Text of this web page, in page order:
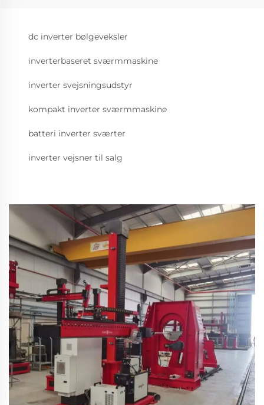
dc inverter bølgeveksler
inverterbaseret sværmmaskine
inverter svejsningsudstyr
kompakt inverter sværmmaskine
batteri inverter sværter
inverter vejsner til salg